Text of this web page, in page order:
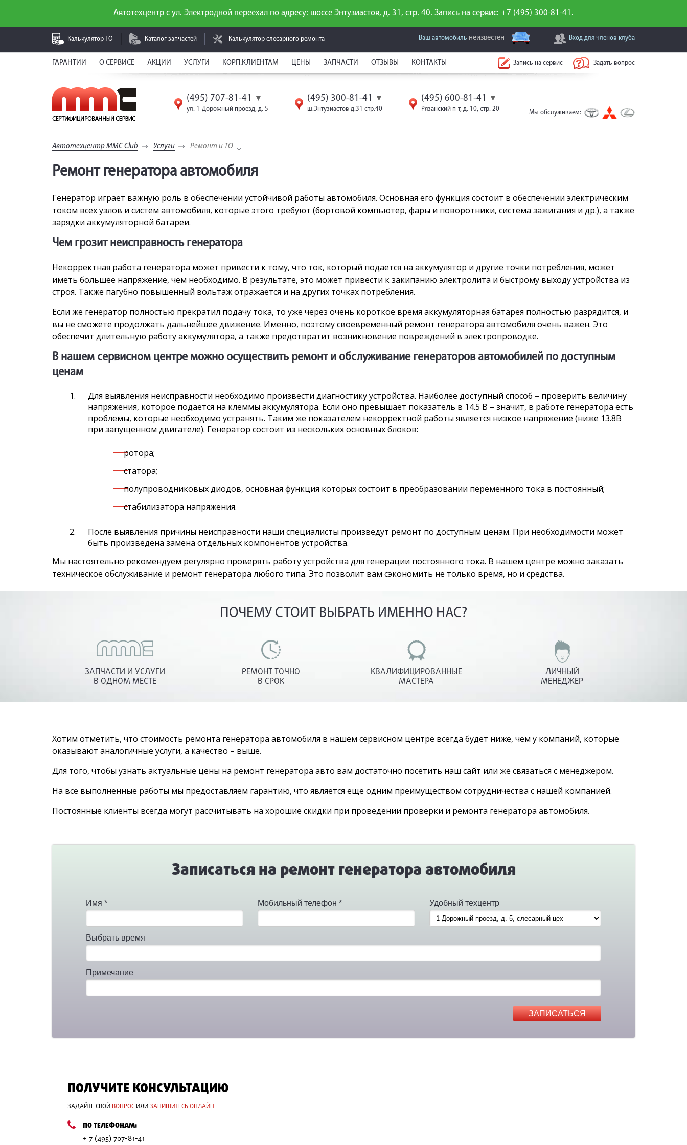
Автотехцентр с ул. Электродной переехал по адресу: шоссе Энтузиастов, д. 31, стр. 40. Запись на сервис: +7 (495) 300-81-41.
Калькулятор ТО Каталог запчастей Калькулятор слесарного ремонта Ваш автомобиль неизвестен Вход для членов клуба
ГАРАНТИИ О СЕРВИСЕ АКЦИИ УСЛУГИ КОРП.КЛИЕНТАМ ЦЕНЫ ЗАПЧАСТИ ОТЗЫВЫ КОНТАКТЫ Запись на сервис Задать вопрос
(495) 707-81-41 ▼
ул. 1-Дорожный проезд, д. 5
(495) 300-81-41 ▼
ш.Энтузиастов д.31 стр.40
(495) 600-81-41 ▼
Рязанский п-т, д. 10, стр. 20 Мы обслуживаем:
Автотехцентр MMC Club Услуги Ремонт и ТО
Ремонт генератора автомобиля
Генератор играет важную роль в обеспечении устойчивой работы автомобиля. Основная его функция состоит в обеспечении электрическим
током всех узлов и систем автомобиля, которые этого требуют (бортовой компьютер, фары и поворотники, система зажигания и др.), а также
зарядки аккумуляторной батареи.
Чем грозит неисправность генератора
Некорректная работа генератора может привести к тому, что ток, который подается на аккумулятор и другие точки потребления, может
иметь большее напряжение, чем необходимо. В результате, это может привести к закипанию электролита и быстрому выходу устройства из
строя. Также пагубно повышенный вольтаж отражается и на других точках потребления.
Если же генератор полностью прекратил подачу тока, то уже через очень короткое время аккумуляторная батарея полностью разрядится, и
вы не сможете продолжать дальнейшее движение. Именно, поэтому своевременный ремонт генератора автомобиля очень важен. Это
обеспечит длительную работу аккумулятора, а также предотвратит возникновение повреждений в электропроводке.
В нашем сервисном центре можно осуществить ремонт и обслуживание генераторов автомобилей по доступным
ценам
Для выявления неисправности необходимо произвести диагностику устройства. Наиболее доступный способ – проверить величину
напряжения, которое подается на клеммы аккумулятора. Если оно превышает показатель в 14.5 В – значит, в работе генератора есть
проблемы, которые необходимо устранять. Таким же показателем некорректной работы является низкое напряжение (ниже 13.8В
при запущенном двигателе). Генератор состоит из нескольких основных блоков:
ротора;
статора;
полупроводниковых диодов, основная функция которых состоит в преобразовании переменного тока в постоянный;
стабилизатора напряжения.
После выявления причины неисправности наши специалисты произведут ремонт по доступным ценам. При необходимости может
быть произведена замена отдельных компонентов устройства.
Мы настоятельно рекомендуем регулярно проверять работу устройства для генерации постоянного тока. В нашем центре можно заказать
техническое обслуживание и ремонт генератора любого типа. Это позволит вам сэкономить не только время, но и средства.
ПОЧЕМУ СТОИТ ВЫБРАТЬ ИМЕННО НАС?
ЗАПЧАСТИ И УСЛУГИ
В ОДНОМ МЕСТЕ
РЕМОНТ ТОЧНО
В СРОК
КВАЛИФИЦИРОВАННЫЕ
МАСТЕРА
ЛИЧНЫЙ
МЕНЕДЖЕР
Хотим отметить, что стоимость ремонта генератора автомобиля в нашем сервисном центре всегда будет ниже, чем у компаний, которые
оказывают аналогичные услуги, а качество – выше.
Для того, чтобы узнать актуальные цены на ремонт генератора авто вам достаточно посетить наш сайт или же связаться с менеджером.
На все выполненные работы мы предоставляем гарантию, что является еще одним преимуществом сотрудничества с нашей компанией.
Постоянные клиенты всегда могут рассчитывать на хорошие скидки при проведении проверки и ремонта генератора автомобиля.
Записаться на ремонт генератора автомобиля
Имя * Мобильный телефон * Удобный техцентр
Выбрать время
Примечание
ЗАПИСАТЬСЯ
ПОЛУЧИТЕ КОНСУЛЬТАЦИЮ
ЗАДАЙТЕ СВОЙВОПРОС ИЛИЗАПИШИТЕСЬ ОНЛАЙН
ПО ТЕЛЕФОНАМ:
+ 7 (495) 707-81-41